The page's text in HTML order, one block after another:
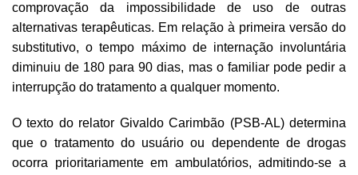
comprovação da impossibilidade de uso de outras
alternativas terapêuticas. Em relação à primeira versão do
substitutivo, o tempo máximo de internação involuntária
diminuiu de 180 para 90 dias, mas o familiar pode pedir a
interrupção do tratamento a qualquer momento.
O texto do relator Givaldo Carimbão (PSB-AL) determina
que o tratamento do usuário ou dependente de drogas
ocorra prioritariamente em ambulatórios, admitindo-se a